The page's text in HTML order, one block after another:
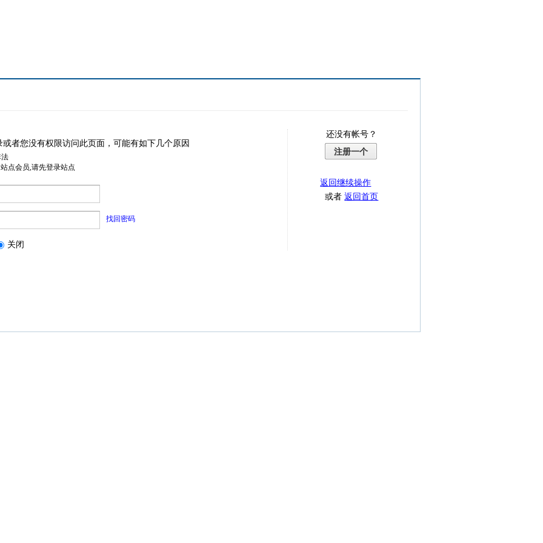
或者您没有权限访问此页面，可能有如下几个原因
点会员,请先登录站点
找回密码
关闭
还没有帐号？
注册一个
返回继续操作
或者返回首页